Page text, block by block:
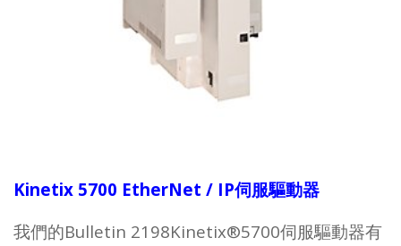
Kinetix 5700 EtherNet / IP伺服驅動器
我們的Bulletin 2198Kinetix®5700伺服驅動器有